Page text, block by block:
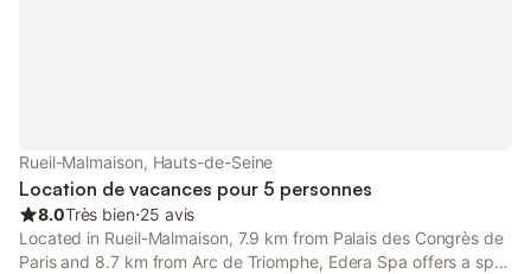
Rueil-Malmaison, Hauts-de-Seine
Location de vacances pour 5 personnes
8.0Très bien⋅25 avis
Located in Rueil-Malmaison, 7.9 km from Palais des Congrès de
Paris and 8.7 km from Arc de Triomphe, Edera Spa offers a spa